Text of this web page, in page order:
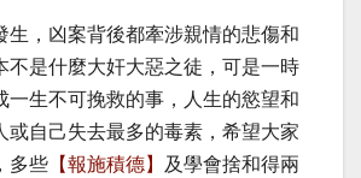
生，凶案背後都牽涉親情的悲傷和
不是什麼大奸大惡之徒，可是一時
一生不可挽救的事，人生的慾望和
或自己失去最多的毒素，希望大家
多些 【報施積德】
及學會捨和得兩